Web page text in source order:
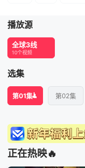
播放源
全球3线
10个视频
选集
第01集 第02集
正在热映🔥